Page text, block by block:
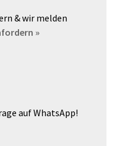
& wir melden
»
auf WhatsApp!